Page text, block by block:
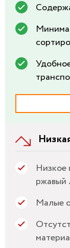
Низкое
ржавый
Малые